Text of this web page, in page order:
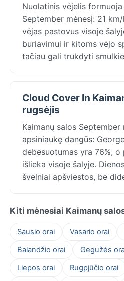
Nuolatinis vėjelis
September mėnesį: 21
vėjas pastovus visoje
buriavimui ir kitoms vėjo
tačiau gali trukdyti
Cloud Cover In
rugsėjis
Kaimanų salos
apsiniaukę dangūs:
debesuotumas yra 76%, o
išlieka visoje šalyje.
švelniai apšviestos, be
Kiti mėnesiai Kaimanų
Sausio orai Vasario orai
Balandžio orai
Gegužės
Liepos orai
Rugpjūčio orai